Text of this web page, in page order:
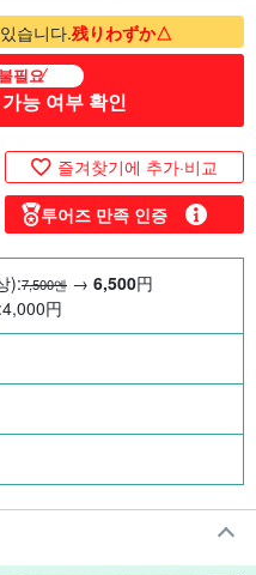
습니다.残りわずか△
필요
능 여부 확인
즐겨찾기에 추가·비교
투어즈 만족 인증
):7,500엔 → 6,500円
4,000円